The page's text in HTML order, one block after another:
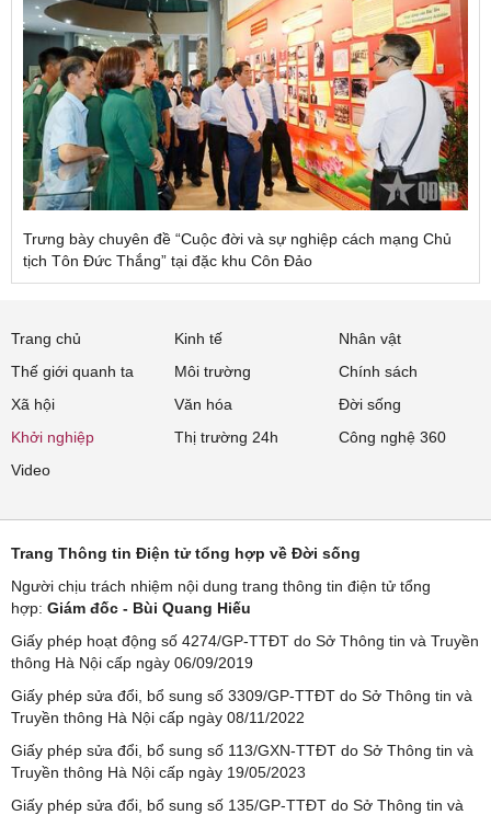
Trưng bày chuyên đề “Cuộc đời và sự nghiệp cách mạng Chủ
tịch Tôn Đức Thắng” tại đặc khu Côn Đảo
Trang chủ Kinh tế
Nhân vật
Thế giới quanh ta
Môi trường
Chính sách
Xã hội
Văn hóa
Đời sống
Khởi nghiệp
Thị trường 24h
Công nghệ 360
Video
Trang Thông tin Điện tử tổng hợp về Đời sống
Người chịu trách nhiệm nội dung trang thông tin điện tử tổng
hợp: Giám đốc - Bùi Quang Hiếu
Giấy phép hoạt động số 4274/GP-TTĐT do Sở Thông tin và Truyền
thông Hà Nội cấp ngày 06/09/2019
Giấy phép sửa đổi, bổ sung số 3309/GP-TTĐT do Sở Thông tin và
Truyền thông Hà Nội cấp ngày 08/11/2022
Giấy phép sửa đổi, bổ sung số 113/GXN-TTĐT do Sở Thông tin và
Truyền thông Hà Nội cấp ngày 19/05/2023
Giấy phép sửa đổi, bổ sung số 135/GP-TTĐT do Sở Thông tin và